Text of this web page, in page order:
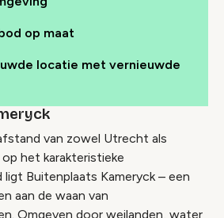
op maat
locatie met vernieuwde
van zowel Utrecht als
het karakteristieke
Buitenplaats Kameryck – een
aan de waan van
Omgeven door weilanden, water